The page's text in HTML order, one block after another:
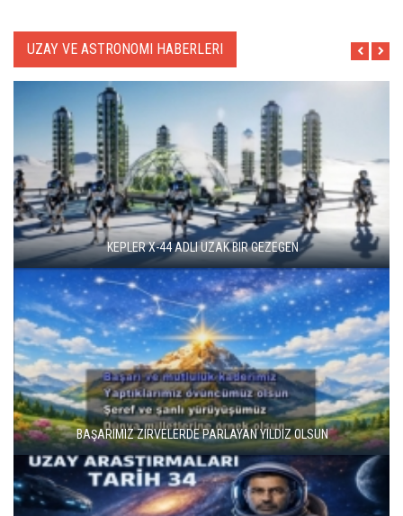
UZAY VE ASTRONOMI HABERLERI
UFO-BAL MÜZIK-ALI KARAMAN AYA GITMEK İSTER
UFO UZAY GEMISI İÇINDE NEVZAT ACARTÜRK'ÜN SÖĞLEDIĞI
YABANCI ŞARKI